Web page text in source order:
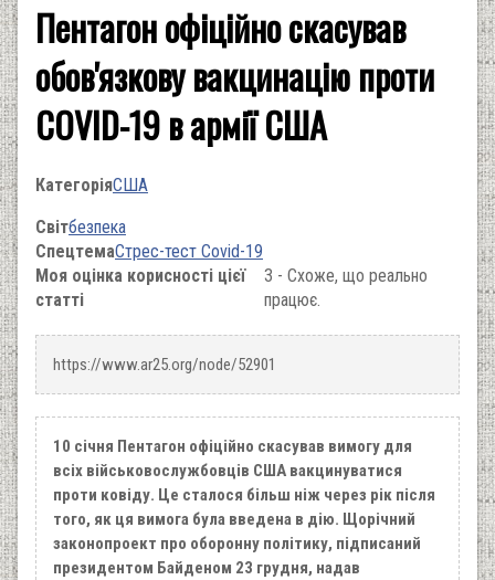
Пентагон офіційно скасував
обов'язкову вакцинацію проти
COVID-19 в армії США
КатегоріяСША
Світбезпека
СпецтемаСтрес-тест Covid-19
Моя оцінка корисності цієї
статті
3 - Схоже, що реально
працює.
https://www.ar25.org/node/52901
10 січня Пентагон офіційно скасував вимогу для
всіх військовослужбовців США вакцинуватися
проти ковіду. Це сталося більш ніж через рік після
того, як ця вимога була введена в дію. Щорічний
законопроект про оборонну політику, підписаний
президентом Байденом 23 грудня, надав